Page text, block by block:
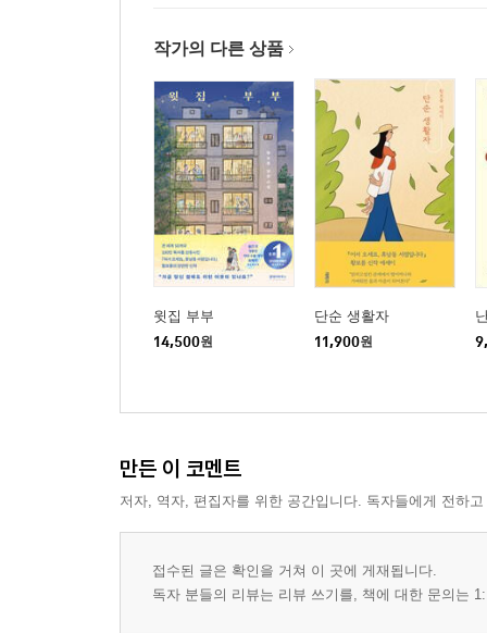
작가의 다른 상품
윗집 부부
14,500원
단순 생활자
11,900원
만든 이 코멘트
저자, 역자, 편집자를 위한 공간입니다. 독자들에게 전하
접수된 글은 확인을 거쳐 이 곳에 게재됩니다.
독자 분들의 리뷰는 리뷰 쓰기를, 책에 대한 문의는